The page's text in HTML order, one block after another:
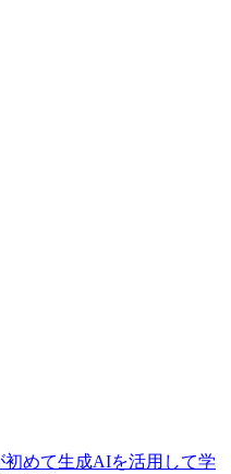
めて生成AIを活用して学